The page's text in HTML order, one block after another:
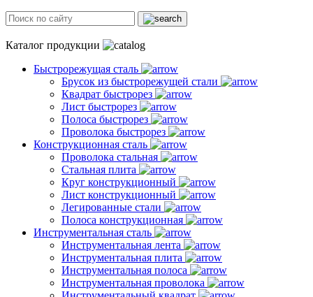
Каталог продукции
Быстрорежущая сталь
Брусок из быстрорежущей стали
Квадрат быстрорез
Лист быстрорез
Полоса быстрорез
Проволока быстрорез
Конструкционная сталь
Проволока стальная
Стальная плита
Круг конструкционный
Лист конструкционный
Легированные стали
Полоса конструкционная
Инструментальная сталь
Инструментальная лента
Инструментальная плита
Инструментальная полоса
Инструментальная проволока